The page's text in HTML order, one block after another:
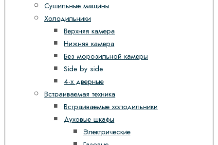
Сушильные машины
Холодильники
Верхняя камера
Нижняя камера
Без морозильной камеры
Side by side
4-х дверные
Встраиваемая техника
Встраиваемые холодильники
Духовые шкафы
Электрические